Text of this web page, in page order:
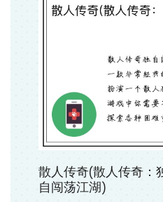
散人传奇(散人传奇：
自闯荡江湖)